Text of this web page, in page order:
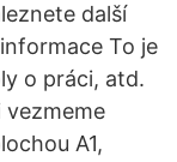
další
To je
o práci, atd.
A1,